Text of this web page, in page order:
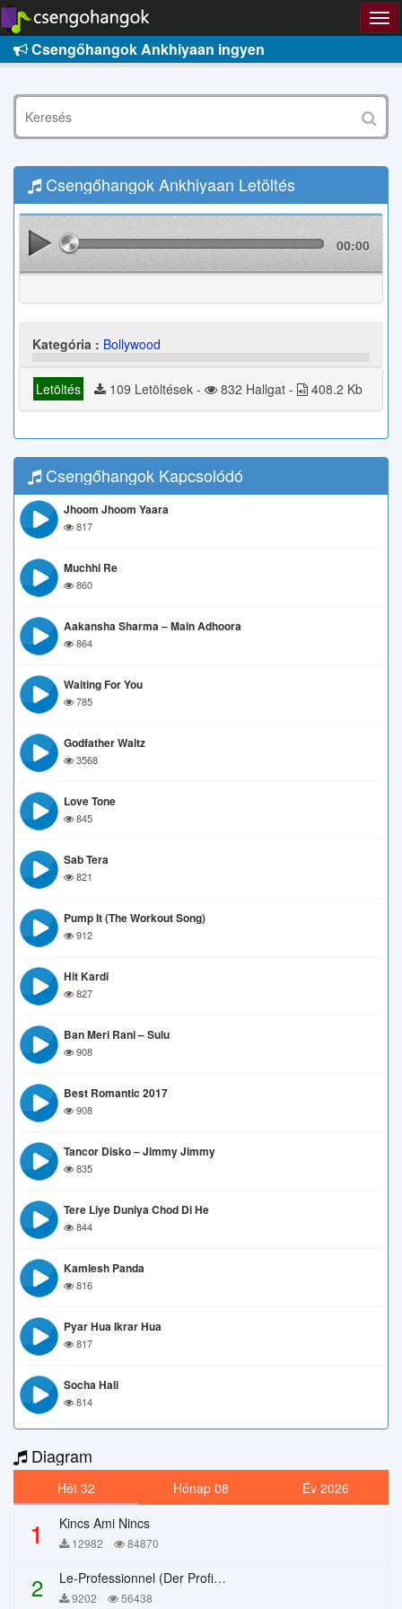
Csengőhangok Ankhiyaan ingyen
Csengőhangok Ankhiyaan Letöltés
00:00
Kategória : Bollywood
Letöltés 109 Letöltések - 832 Hallgat - 408.2 Kb
Csengőhangok Kapcsolódó
Jhoom Jhoom Yaara
817
Muchhi Re
860
Aakansha Sharma – Main Adhoora
864
Waiting For You
785
Godfather Waltz
3568
Love Tone
845
Sab Tera
821
Pump It (The Workout Song)
912
Hit Kardi
827
Ban Meri Rani – Sulu
908
Best Romantic 2017
908
Tancor Disko – Jimmy Jimmy
835
Tere Liye Duniya Chod Di He
844
Kamlesh Panda
816
Pyar Hua Ikrar Hua
817
Socha Hali
814
Diagram
Hét 32 Hónap 08 Év 2026
1 Kincs Ami Nincs
12982 84870
2 Le-Professionnel (Der Profi) – Chi Mai
9202 56438